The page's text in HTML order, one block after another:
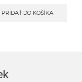
PRIDAŤ DO KOŠÍKA